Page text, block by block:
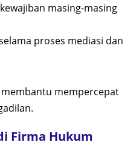
masing-masing
proses mediasi dan
membantu mempercepat
Firma Hukum